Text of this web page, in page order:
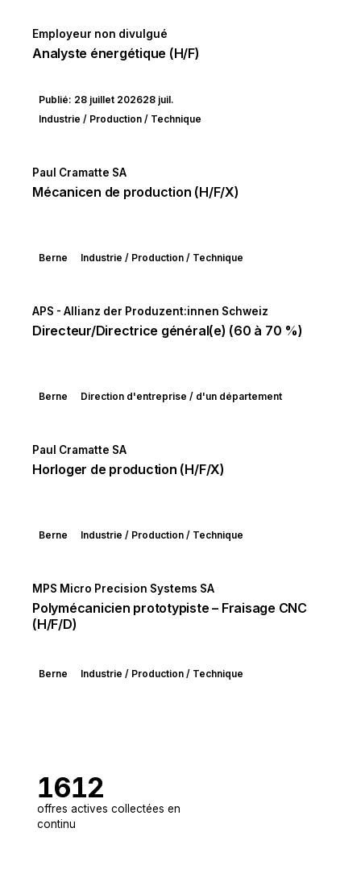
Employeur non divulgué
Analyste énergétique (H/F)
Publié: 28 juillet 202628 juil.
Industrie / Production / Technique
Paul Cramatte SA
Mécanicen de production (H/F/X)
Berne Industrie / Production / Technique
APS - Allianz der Produzent:innen Schweiz
Directeur/Directrice général(e) (60 à 70 %)
Berne Direction d'entreprise / d'un département
Paul Cramatte SA
Horloger de production (H/F/X)
Berne Industrie / Production / Technique
MPS Micro Precision Systems SA
Polymécanicien prototypiste – Fraisage CNC
(H/F/D)
Berne Industrie / Production / Technique
1612
offres actives collectées en
continu